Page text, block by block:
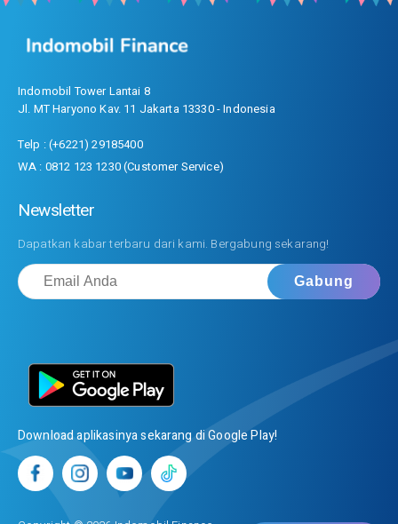
Indomobil Tower Lantai 8
Jl. MT Haryono Kav. 11 Jakarta 13330 - Indonesia
Telp : (+6221) 29185400
WA : 0812 123 1230 (Customer Service)
Newsletter
Dapatkan kabar terbaru dari kami. Bergabung sekarang!
Download aplikasinya sekarang di Google Play!